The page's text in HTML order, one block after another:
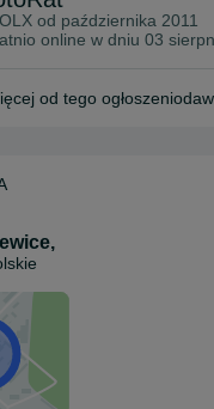
od października 2011
online w dniu 03
od tego
,